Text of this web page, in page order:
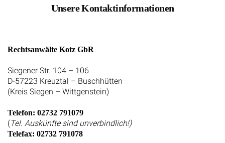
Unsere Kontaktinformationen
Rechtsanwälte Kotz GbR
Siegener Str. 104 – 106
D-57223 Kreuztal – Buschhütten
(Kreis Siegen – Wittgenstein)
Telefon: 02732 791079
(Tel. Auskünfte sind unverbindlich!)
Telefax: 02732 791078